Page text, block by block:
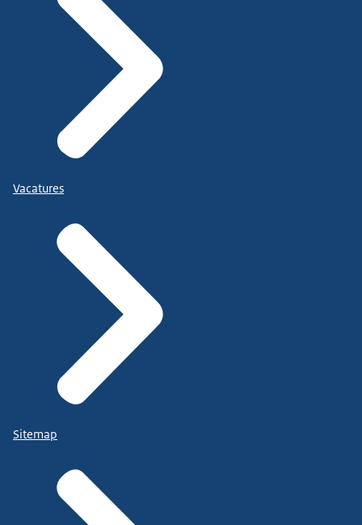
Vacatures
Sitemap